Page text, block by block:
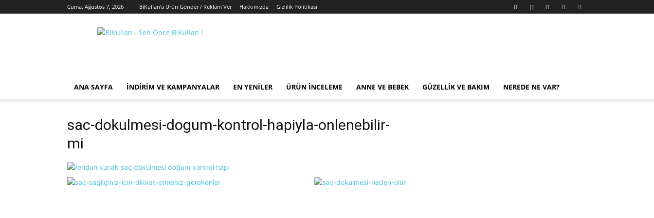
Cuma, Ağustos 7, 2026 BiKullan’a Ürün Gönder / Reklam Ver Hakkımızda Gizlilik Politikası
BiKullan
ANA SAYFA İNDIRIM VE KAMPANYALAR EN YENILER ÜRÜN İNCELEME ANNE VE BEBEK GÜZELLIK VE BAKIM NEREDE NE VAR?
sac-dokulmesi-dogum-kontrol-hapiyla-onlenebilir-
mi